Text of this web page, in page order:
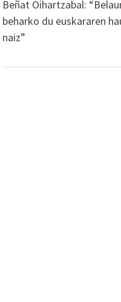
Beñat Oihartzabal:
beharko du euskararen
naiz”